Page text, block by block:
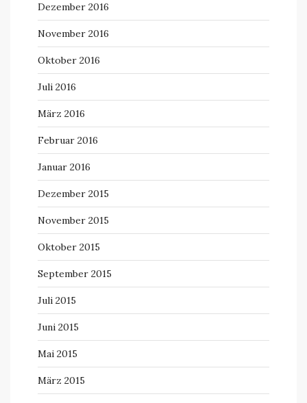
Dezember 2016
November 2016
Oktober 2016
Juli 2016
März 2016
Februar 2016
Januar 2016
Dezember 2015
November 2015
Oktober 2015
September 2015
Juli 2015
Juni 2015
Mai 2015
März 2015